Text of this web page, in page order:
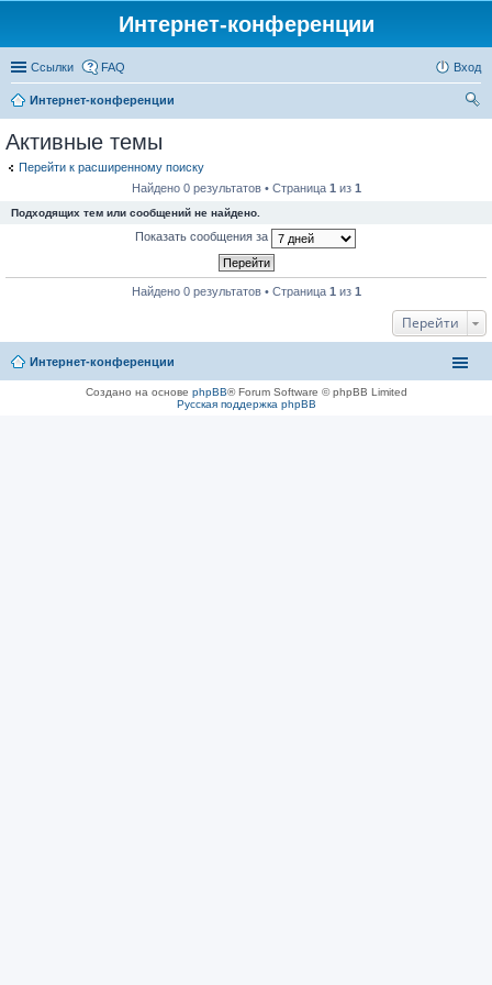
Интернет-конференции
Ссылки FAQ Вход
Интернет-конференции
Активные темы
Перейти к расширенному поиску
Найдено 0 результатов • Страница 1 из 1
Подходящих тем или сообщений не найдено.
Показать сообщения за
Найдено 0 результатов • Страница 1 из 1
Перейти
Интернет-конференции
Создано на основе phpBB® Forum Software © phpBB Limited
Русская поддержка phpBB